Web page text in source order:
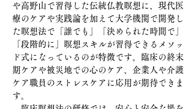
や高野山で習得した伝統仏教瞑想に、現代医
療のケアや実践論を加えて大学機関で開発し
た瞑想法で「誰でも」「決められた時間で」
「段階的に」瞑想スキルが習得できるメソッ
ド式になっているのが特徴です。臨床の終末
期ケアや被災地での心のケア、企業人や介護
ケア職員のストレスケアに応用が期待できま
す。